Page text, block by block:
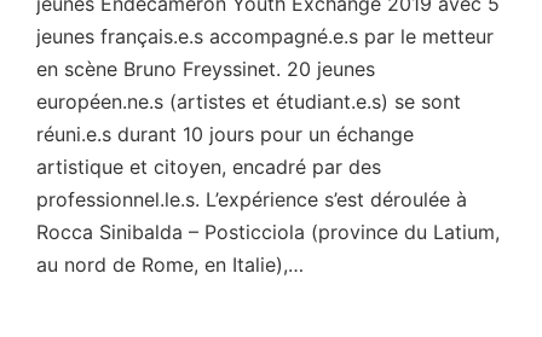
jeunes français.e.s accompagné.e.s par le metteur
en scène Bruno Freyssinet. 20 jeunes
européen.ne.s (artistes et étudiant.e.s) se sont
réuni.e.s durant 10 jours pour un échange
artistique et citoyen, encadré par des
professionnel.le.s. L’expérience s’est déroulée à
Rocca Sinibalda – Posticciola (province du Latium,
au nord de Rome, en Italie),…